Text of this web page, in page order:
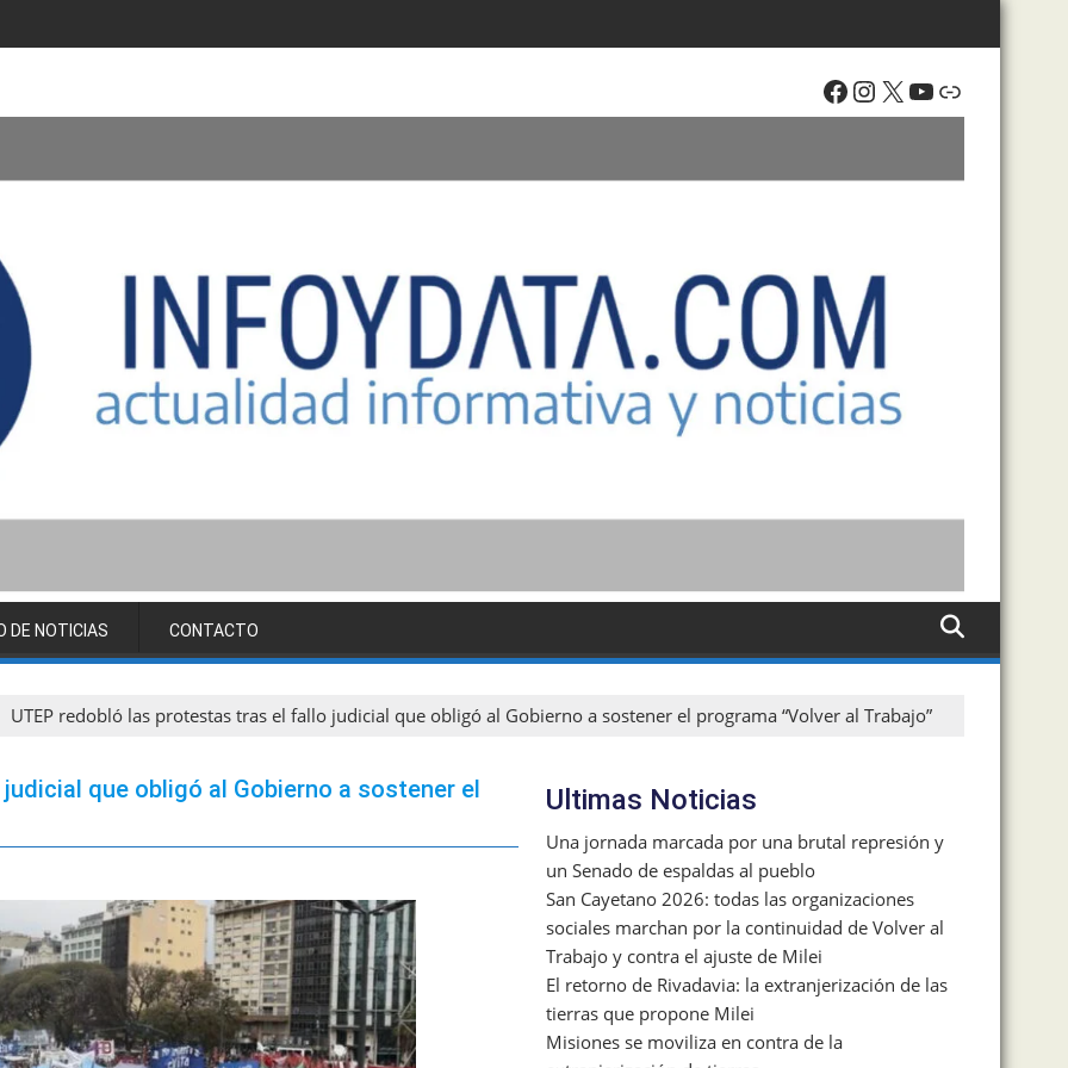
Facebook
Instagram
X YouTube
Enlace
DE NOTICIAS CONTACTO
UTEP redobló las protestas tras el fallo judicial que obligó al Gobierno a sostener el programa “Volver al Trabajo”
que obligó al Gobierno a sostener el
Ultimas Noticias
Una jornada marcada por una brutal represión y
un Senado de espaldas al pueblo
San Cayetano 2026: todas las organizaciones
sociales marchan por la continuidad de Volver al
Trabajo y contra el ajuste de Milei
El retorno de Rivadavia: la extranjerización de las
tierras que propone Milei
Misiones se moviliza en contra de la